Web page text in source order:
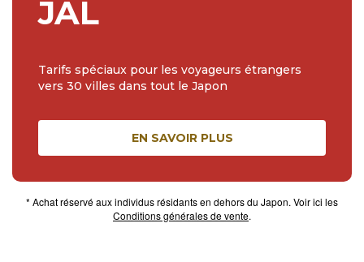
JAL
Tarifs spéciaux pour les voyageurs étrangers
vers 30 villes dans tout le Japon
EN SAVOIR PLUS
* Achat réservé aux individus résidants en dehors du Japon. Voir ici les
Conditions générales de vente.